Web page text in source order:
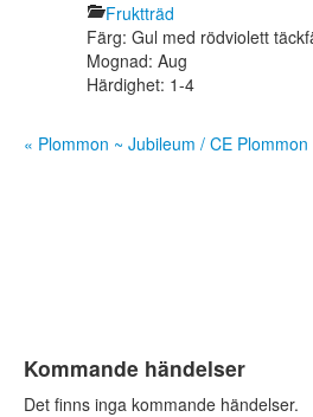
Fruktträd
Färg: Gul med rödviolett
Mognad: Aug
Härdighet: 1-4
« Plommon ~ Jubileum / CE Plommon
Kommande händelser
Det finns inga kommande händelser.